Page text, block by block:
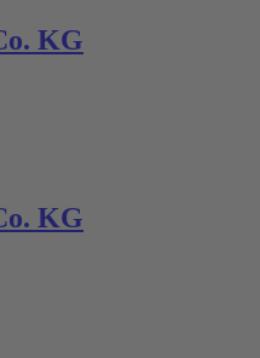
KG
KG